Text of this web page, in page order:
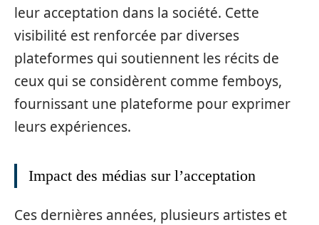
leur acceptation dans la société. Cette
visibilité est renforcée par diverses
plateformes qui soutiennent les récits de
ceux qui se considèrent comme femboys,
fournissant une plateforme pour exprimer
leurs expériences.
Impact des médias sur l’acceptation
Ces dernières années, plusieurs artistes et